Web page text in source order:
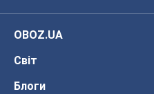
OBOZ.UA
Світ
Блоги